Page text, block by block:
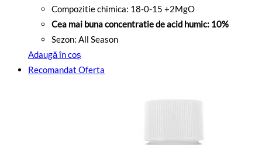
49999
lei.
lei.
Compozitie chimica: 18-0-15 +2MgO
Cea mai buna concentratie de acid humic: 10%
Sezon: All Season
Adaugă în coș
Recomandat Oferta